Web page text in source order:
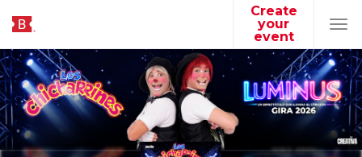
Create
your
event